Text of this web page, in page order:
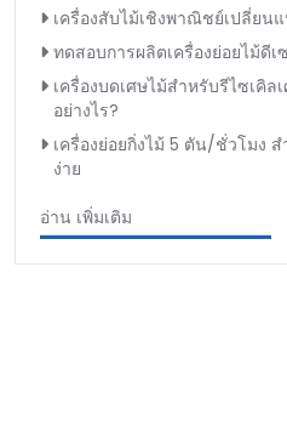
เครื่องสับไม้เชิงพาณิชย์เปลี่ยน
ทดสอบการผลิตเครื่องย่อยไม้ดี
เครื่องบดเศษไม้สำหรับรีไซเคิ
อย่างไร?
เครื่องย่อยกิ่งไม้ 5 ตัน/ชั่วโมง
ง่าย
อ่าน เพิ่มเติม